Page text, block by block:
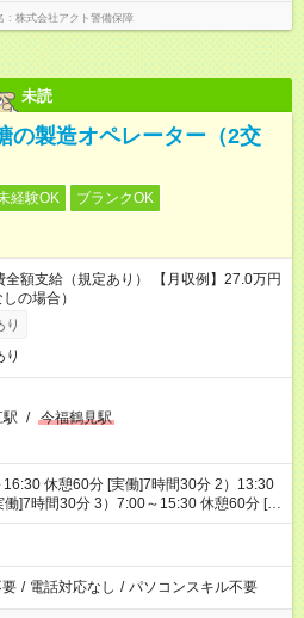
株式会社アクト警備保障
未読
の製造オペレーター（2交
経験OK
ブランクOK
額支給（規定あり） 【月収例】27.0万円
の場合）
り
り
駅 / 今福鶴見駅
16:30 休憩60分 [実働]7時間30分 2）13:30
働]7時間30分 3）7:00～15:30 休憩60分 [実
～23:00 休憩60分 [実働]7時間30分
要 / 電話対応なし / パソコンスキル不要